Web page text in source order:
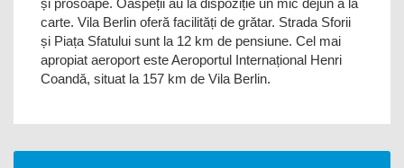
și prosoape. Oaspeții au la dispoziție un mic dejun à la
carte. Vila Berlin oferă facilități de grătar. Strada Sforii
și Piața Sfatului sunt la 12 km de pensiune. Cel mai
apropiat aeroport este Aeroportul Internațional Henri
Coandă, situat la 157 km de Vila Berlin.